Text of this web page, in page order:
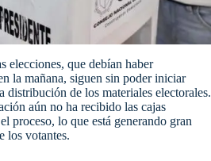
elecciones, que debían haber
la mañana, siguen sin poder iniciar
distribución de los materiales electorales.
aún no ha recibido las cajas
proceso, lo que está generando gran
los votantes.